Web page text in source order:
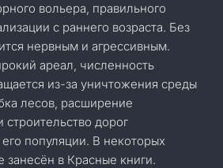
вольера, правильного
с раннего возраста. Без
нервным и агрессивным.
ареал, численность
из-за уничтожения среды
лесов, расширение
строительство дорог
популяции. В некоторых
занесён в Красные книги.